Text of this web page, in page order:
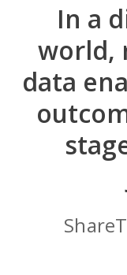
In a
world,
data